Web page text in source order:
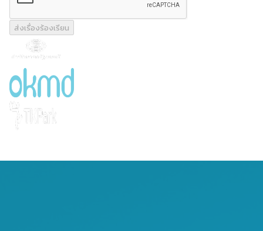
ส่งเรื่องร้องเรียน